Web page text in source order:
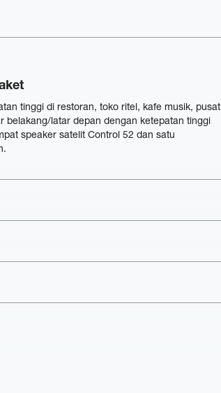
tinggi di restoran, toko ritel, kafe musik, pusat
belakang/latar depan dengan ketepatan tinggi
speaker satelit Control 52 dan satu